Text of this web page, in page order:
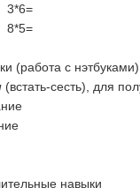
(работа с
(встать-сесть), для
навыки